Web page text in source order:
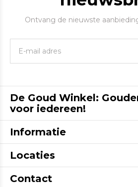
Ontvang de nieuwste
De Goud Winkel:
voor iedereen!
Informatie
Locaties
Contact